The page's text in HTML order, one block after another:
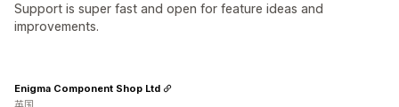
Support is super fast and open for feature ideas and
improvements.
Enigma Component Shop Ltd